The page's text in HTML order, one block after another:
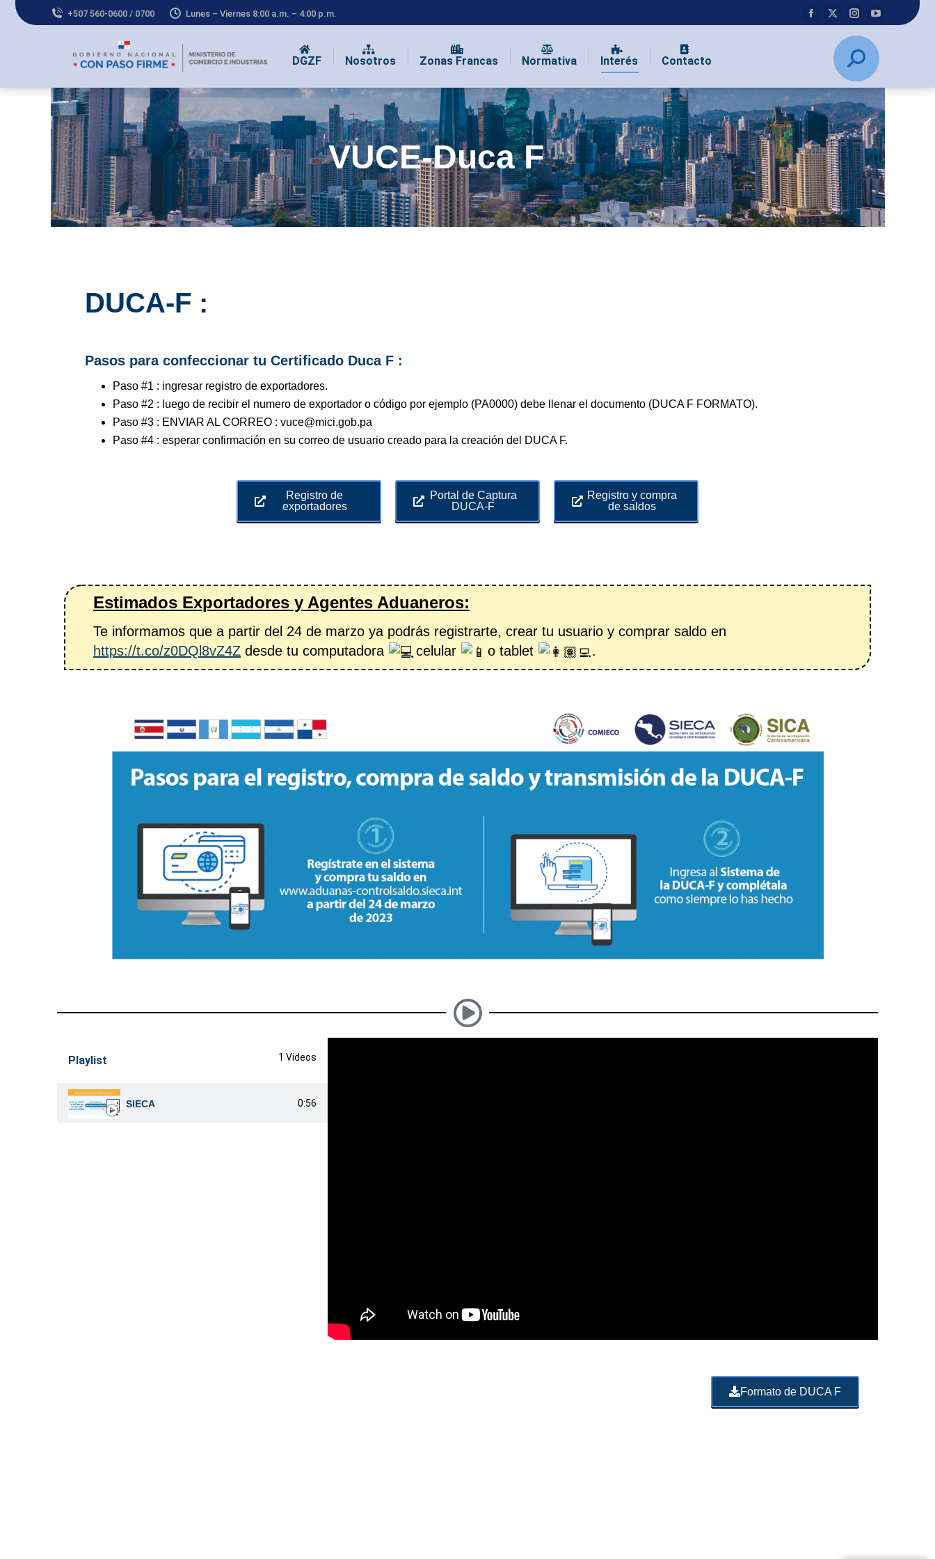
+507 560-0600 / 0700 Lunes – Viernes 8:00 a.m. – 4:00 p.m.
DGZF Nosotros Zonas Francas Normativa Interés Contacto
VUCE-Duca F
DUCA-F :
Pasos para confeccionar tu Certificado Duca F :
Paso #1 : ingresar registro de exportadores.
Paso #2 : luego de recibir el numero de exportador o código por ejemplo (PA0000) debe llenar el documento (DUCA F FORMATO).
Paso #3 : ENVIAR AL CORREO : vuce@mici.gob.pa
Paso #4 : esperar confirmación en su correo de usuario creado para la creación del DUCA F.
Registro de
exportadores
Portal de Captura
DUCA-F
Registro y compra
de saldos
Estimados Exportadores y Agentes Aduaneros:
Te informamos que a partir del 24 de marzo ya podrás registrarte, crear tu usuario y comprar saldo en
https://t.co/z0DQl8vZ4Z desde tu computadora celular o tablet .
Playlist 1 Videos
SIECA 0:56
Formato de DUCA F